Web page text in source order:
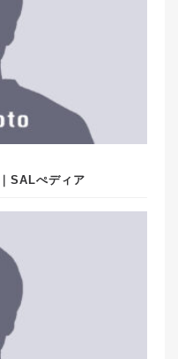
SALぺディア